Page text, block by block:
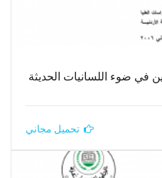
في ضوء اللسانيات الحديثة
تحميل مجاني